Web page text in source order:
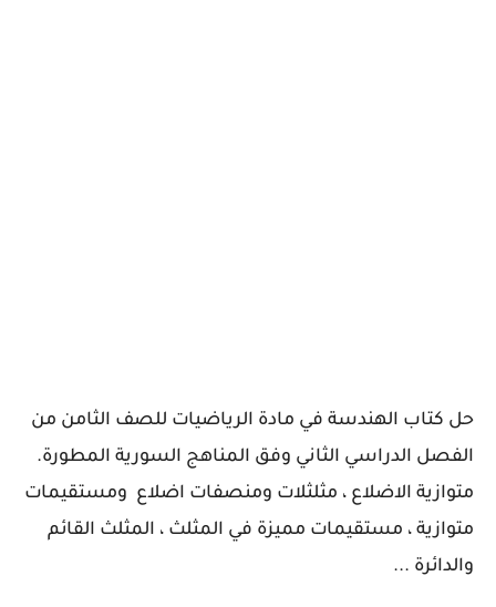
حل كتاب الهندسة في مادة الرياضيات للصف الثامن من
الفصل الدراسي الثاني وفق المناهج السورية المطورة.
متوازية الاضلاع ، مثلثلات ومنصفات اضلاع ومستقيمات
متوازية ، مستقيمات مميزة في المثلث ، المثلث القائم
والدائرة ...